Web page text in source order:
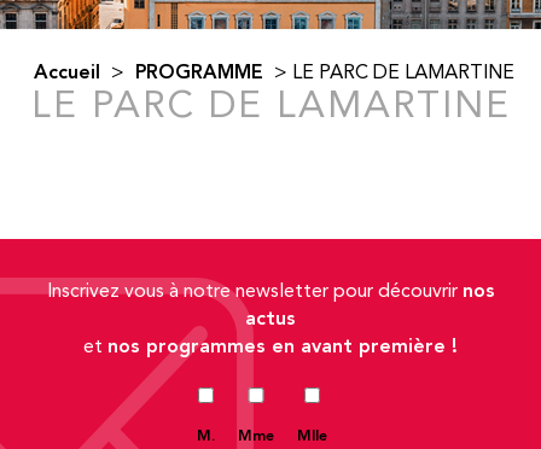
Accueil > PROGRAMME > LE PARC DE LAMARTINE
LE PARC DE LAMARTINE
Inscrivez vous à notre newsletter pour découvrir nos
actus
et nos programmes en avant première !
M. Mme Mlle